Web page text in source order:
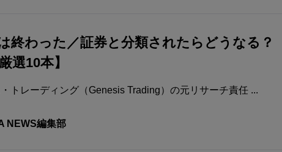
終わった／証券と分類されたらどうなる？
選10本】
トレーディング（Genesis Trading）の元リサーチ責任 ...
NEWS編集部